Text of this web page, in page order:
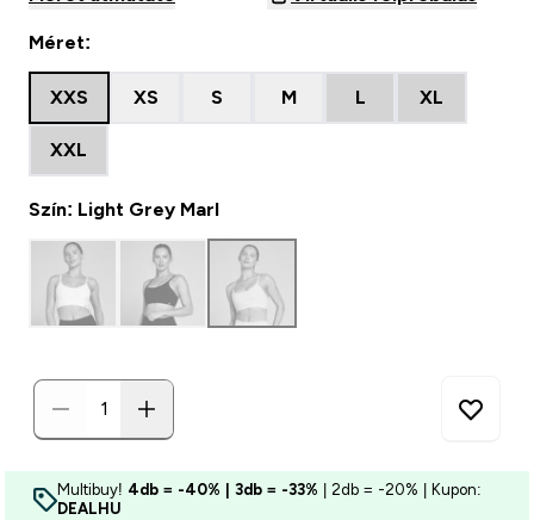
Méret:
XXS XS S M L XL
XXL
Szín: Light Grey Marl
Multibuy! 4db = -40% | 3db = -33% | 2db = -20% | Kupon:
DEALHU